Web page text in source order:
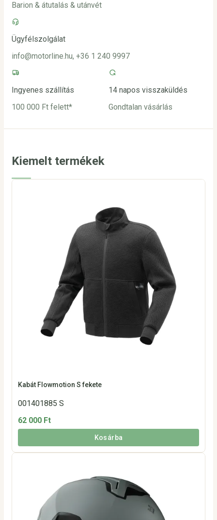
Barion & átutalás & utánvét
Ügyfélszolgálat
info@motorline.hu, +36 1 240 9997
Ingyenes szállítás
100 000 Ft felett*
14 napos visszaküldés
Gondtalan vásárlás
Kiemelt termékek
Kabát Flowmotion S fekete
001401885 S
62 000 Ft
Kosárba